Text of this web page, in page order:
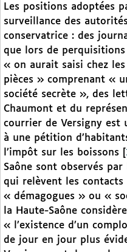
Les positions adoptées
surveillance des
conservatrice : des
que lors de
« on aurait saisi chez
pièces » comprenant «
société secrète », des
Chaumont et du
courrier de Versigny est
à une pétition
l’impôt sur les boissons
Saône sont observés
qui relèvent les contacts
« démagogues » ou «
la Haute-Saône
« l’existence d’un
de jour en jour plus